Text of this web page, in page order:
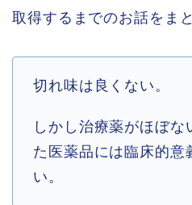
取得するまでのお話をま
切れ味は良くない。
しかし治療薬がほぼ
た医薬品には臨床的意
い。